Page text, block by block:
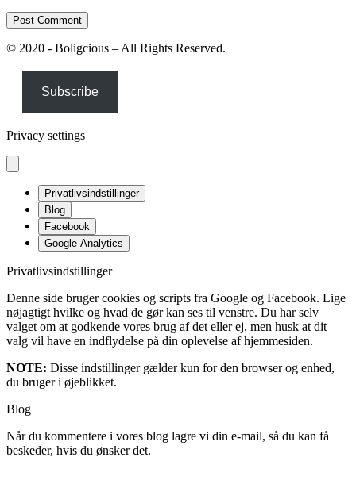
© 2020 - Boligcious – All Rights Reserved.
Subscribe
Privacy settings
Privatlivsindstillinger
Blog
Facebook
Google Analytics
Privatlivsindstillinger
Denne side bruger cookies og scripts fra Google og Facebook. Lige
nøjagtigt hvilke og hvad de gør kan ses til venstre. Du har selv
valget om at godkende vores brug af det eller ej, men husk at dit
valg vil have en indflydelse på din oplevelse af hjemmesiden.
NOTE: Disse indstillinger gælder kun for den browser og enhed,
du bruger i øjeblikket.
Blog
Når du kommentere i vores blog lagre vi din e-mail, så du kan få
beskeder, hvis du ønsker det.